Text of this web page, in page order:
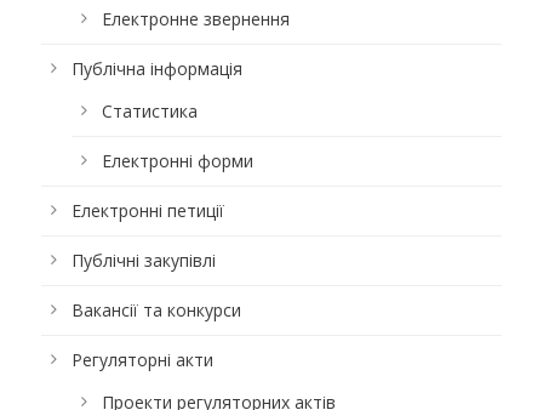
Електронне звернення
Публічна інформація
Статистика
Електронні форми
Електронні петиції
Публічні закупівлі
Вакансії та конкурси
Регуляторні акти
Проекти регуляторних актів